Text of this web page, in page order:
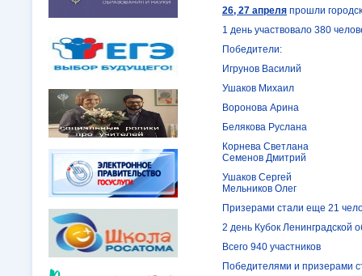
26, 27 апреля прошли
1 день участвовало 380
Победители:
Игрунов Василий
Ушаков Михаил
Воронова Арина
Белякова Руслана
Корнева Светлана
Семенов Дмитрий
Ушаков Сергей
Мельников Олег
Призерами стали еще 21
2 день Кубок Ленинградской
Всего 940 участников
Победителями и призерами